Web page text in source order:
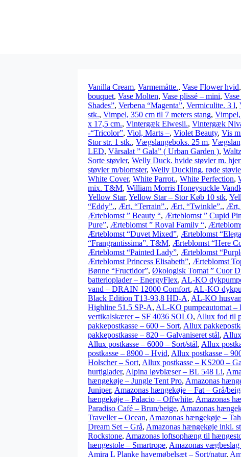
Vanilla Cream, Varmemåtte., Vase Flower hvid,
bouquet, Vase Molten, Vase plissé – mini,
Shades”, Verbena “Magenta”, Vermiculite. 3 l,
stk., Vimpel, 350 cm til 7 meters stang,
x 17,5 cm., Vintergæk Elwesii., Vintergæk
-“Tricolor”, Viol, Marts –, Violet Beauty, Vis
Stor str. 1 stk., Vægslangeboks. 25 m,
LED, Vårsalat ” Gala” ( Urban Garden ),
Sorte støvler, Welly Duck. hvide støvler m.
støvler m/blomster, Welly Duckling. røde
White Cover, White Parrot., White Perfection,
mix. T&M, William Morris Honeysuckle
Yellow Star, Yellow Star – Stor Køb 10 stk,
“Eddy”., Ært, “Terrain”., Ært, “Twinkle”., Ært,
Ærteblomst ” Beauty “, Ærteblomst ” Cupid
Pure”, Ærteblomst ” Royal Family “,
Ærteblomst “Duvet Mixed”, Ærteblomst
“Frangrantissima”. T&M, Ærteblomst “Here
Ærteblomst “Painted Lady”, Ærteblomst
Ærteblomst Princess Elisabeth”, Ærteblomst
Bønne “Fructidor”, Økologisk Tomat ” Cuor
batterioplader – EnergyFlex, AL-KO
vand – DRAIN 12000 Comfort, AL-KO
Black Edition T13-93,8 HD-A, AL-KO
Highline 51.5 SP-A, AL-KO pumpeautomat –
vertikalskærer – SF 4036 SOLO, Allux fod til
pakkepostkasse – 600 – Sort, Allux
pakkepostkasse – 820 – Galvaniseret stål,
Allux postkasse – 6000 – Sort/stål, Allux
postkasse – 8900 – Hvid, Allux postkasse –
Holscher – Sort, Allux postkasse – KS200 –
hurtiglader, Alpina løvblæser – BL 548 Li,
hængekøje – Jungle Tent Pro, Amazonas
Juniper, Amazonas hængekøje – Fat – Grå/
hængekøje – Palacio – Offwhite, Amazonas
Paradiso Café – Brun/beige, Amazonas
Traveller – Ocean, Amazonas hængekøje –
Dream Set – Grå, Amazonas hængekøje inkl.
Rockstone, Amazonas loftsophæng til
hængestole – Smartrope, Amazonas
Amira L Planke havemøbelsæt – Sort/natur,